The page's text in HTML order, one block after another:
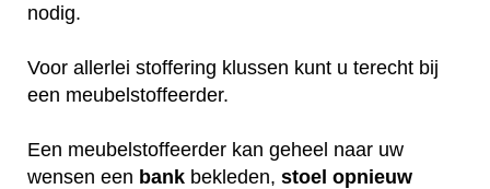
nodig.
Voor allerlei stoffering klussen kunt u terecht bij
een meubelstoffeerder.
Een meubelstoffeerder kan geheel naar uw
wensen een bank bekleden, stoel opnieuw